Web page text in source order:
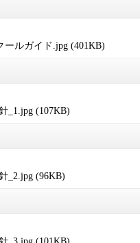
ルガイド.jpg (401KB)
_1.jpg (107KB)
_2.jpg (96KB)